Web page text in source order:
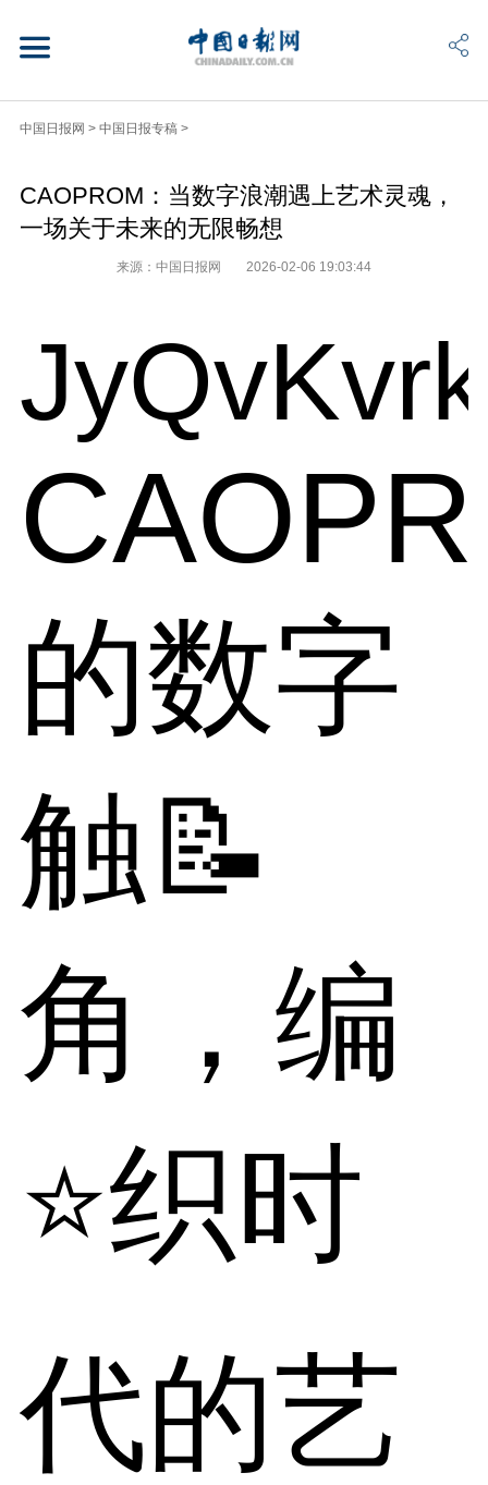
中国日报网 > 中国日报专稿 >
CAOPROM：当数字浪潮遇上艺术灵魂，
一场关于未来的无限畅想
来源：中国日报网 2026-02-06 19:03:44
的数字
触📝
角，编
⭐织时
代的艺